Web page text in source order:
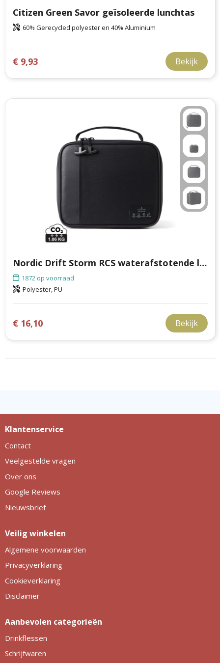
Citizen Green Savor geïsoleerde lunchtas
60% Gerecycled polyester en 40% Aluminium
€ 9,93 Bekijk
Nordic Drift Storm RCS waterafstotende lunchtas
1872op voorraad
Polyester, PU
€ 16,10 Bekijk
Klantenservice
Contact
Veelgestelde vragen
Over ons
Google Reviews
Nieuwsbrief
Veilig winkelen
Algemene voorwaarden
Privacyverklaring
Cookieverklaring
Disclaimer
Aanbevolen categorieën
Drinkflessen
Schrijfwaren